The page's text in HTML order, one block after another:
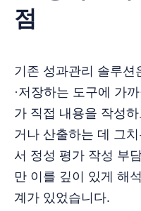
점
기존 성과관리 솔루션
·저장하는 도구에 가
가 직접 내용을 작성
거나 산출하는 데 그
서 정성 평가 작성 부
만 이를 깊이 있게 해
계가 있었습니다.